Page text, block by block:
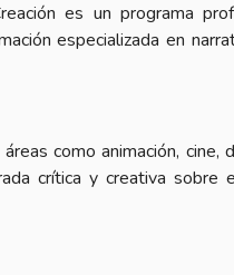
es un programa
especializada en
como animación,
crítica y creativa sobre